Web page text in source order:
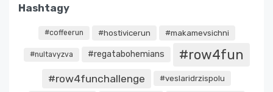
Hashtagy
#coffeerun #hostivicerun #makamevsichni
#nultavyzva #regatabohemians #row4fun
#row4funchallenge #veslaridrzispolu